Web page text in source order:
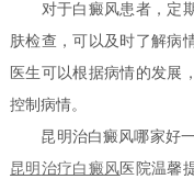
对于白癜风患者，定期
肤检查，可以及时了解病
医生可以根据病情的发展
控制病情。
昆明治白癜风哪家好一
昆明 治疗白癜风 医院温馨